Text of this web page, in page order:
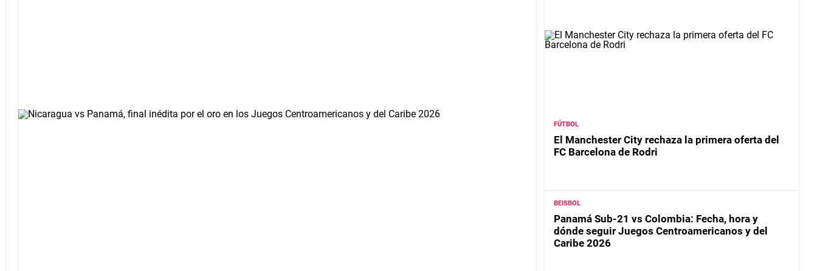
FÚTBOL
El Manchester City rechaza la primera oferta del
FC Barcelona de Rodri
BEISBOL
Panamá Sub-21 vs Colombia: Fecha, hora y
dónde seguir Juegos Centroamericanos y del
Caribe 2026